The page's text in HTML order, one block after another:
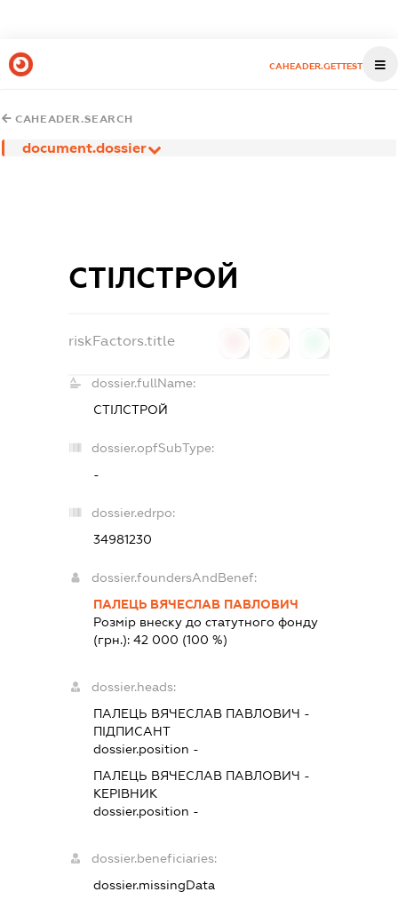
CAHEADER.GETTEST
CAHEADER.SEARCH
document.dossier
СТІЛСТРОЙ
riskFactors.title
dossier.fullName:
СТІЛСТРОЙ
dossier.opfSubType:
-
dossier.edrpo:
34981230
dossier.foundersAndBenef:
ПАЛЕЦЬ ВЯЧЕСЛАВ ПАВЛОВИЧ
Розмір внеску до статутного фонду
(грн.):42 000 (100 %)
dossier.heads:
ПАЛЕЦЬ ВЯЧЕСЛАВ ПАВЛОВИЧ -
ПІДПИСАНТ
dossier.position -
ПАЛЕЦЬ ВЯЧЕСЛАВ ПАВЛОВИЧ -
КЕРІВНИК
dossier.position -
dossier.beneficiaries:
dossier.missingData